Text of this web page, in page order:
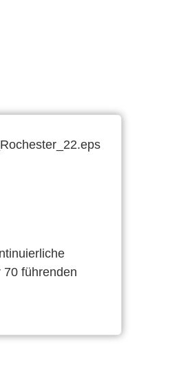
führenden